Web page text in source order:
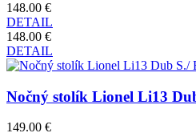
148.00 €
DETAIL
148.00 €
DETAIL
Nočný stolík Lionel Li13
149.00 €